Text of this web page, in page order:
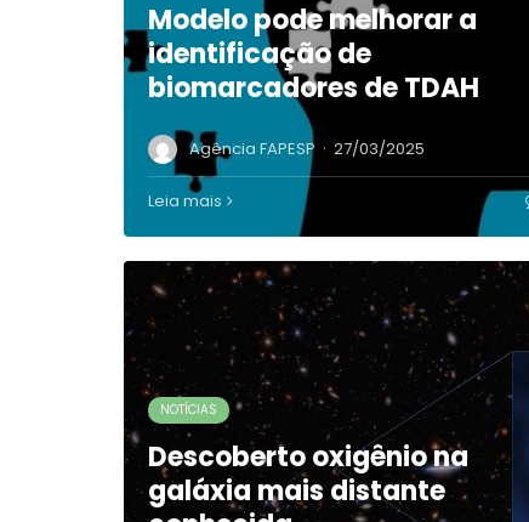
Modelo pode melhorar a
identificação de
biomarcadores de TDAH
Agência FAPESP · 27/03/2025
Leia mais
NOTÍCIAS
Descoberto oxigênio na
galáxia mais distante